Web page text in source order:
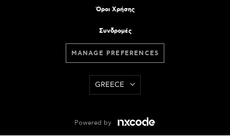
Όροι Χρήσης
Συνδρομές
MANAGE PREFERENCES
GREECE
Powered by